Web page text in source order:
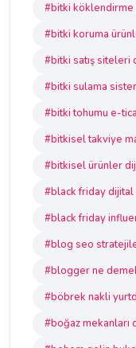
#bitki köklendirme
#bitki koruma
#bitki satış siteleri
#bitki sulama
#bitki tohumu e-
#bitkisel takviye
#bitkisel ürünler
#black friday dijital
#black friday
#blog seo
#blogger ne
#böbrek nakli
#boğaz mekanları